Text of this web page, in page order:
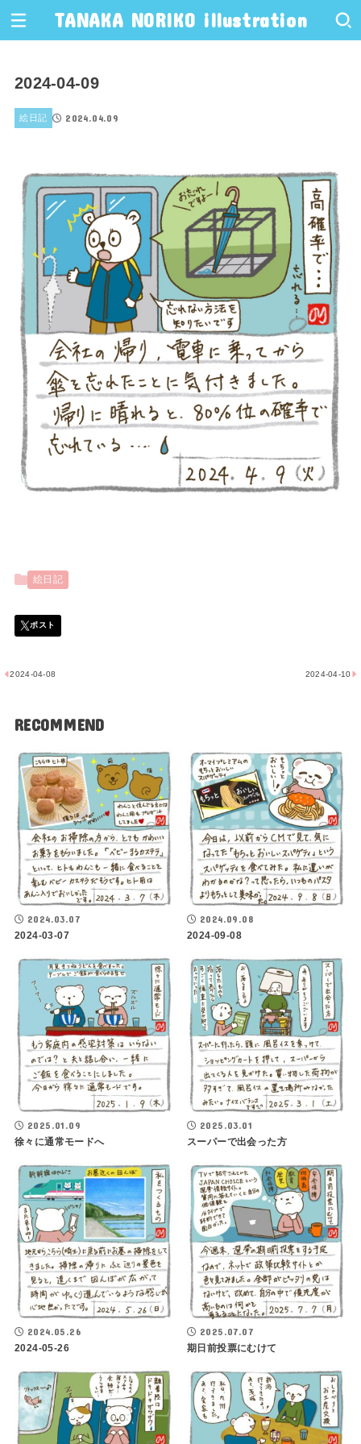
TANAKA NORIKO illustration
2024-04-09
絵日記 2024.04.09
絵日記
2024-04-10
2024-04-08
RECOMMEND
2024.03.07
2024-03-07
2024.09.08
2024-09-08
2025.01.09
徐々に通常モードへ
2025.03.01
スーパーで出会った方
2024.05.26
2024-05-26
2025.07.07
期日前投票にむけて